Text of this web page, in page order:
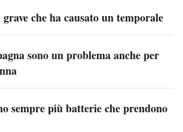
che ha causato un temporale
sono un problema anche per
sempre più batterie che prendono